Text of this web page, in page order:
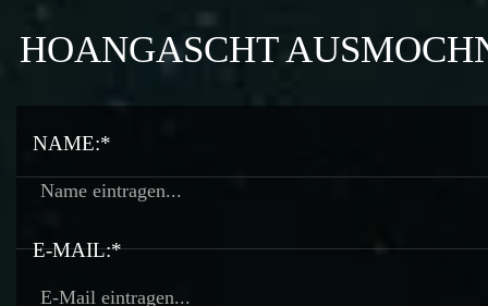
HOANGASCHT
NAME:*
E-MAIL:*